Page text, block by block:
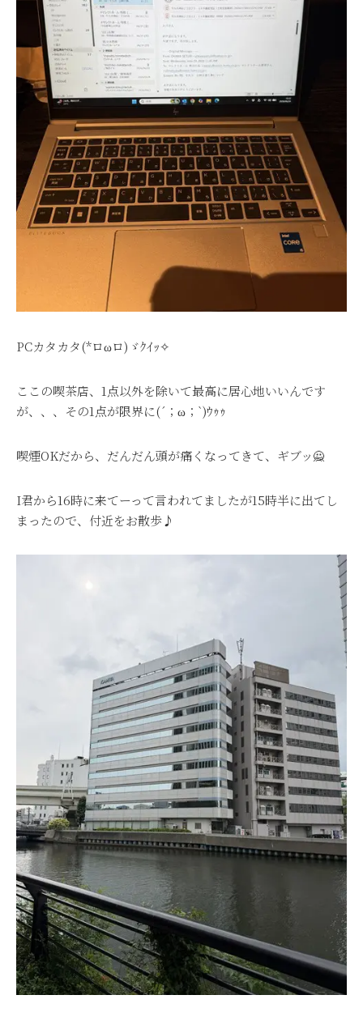
PCカタカタ(*ロωロ)ゞｸｲｯ✧
ここの喫茶店、1点以外を除いて最高に居心地いいんです
が、、、その1点が限界に(´；ω；`)ｳｩｩ
喫煙OKだから、だんだん頭が痛くなってきて、ギブッ🙅
I君から16時に来てーって言われてましたが15時半に出てし
まったので、付近をお散歩♪